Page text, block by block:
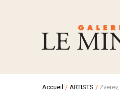
Accueil / ARTISTS /